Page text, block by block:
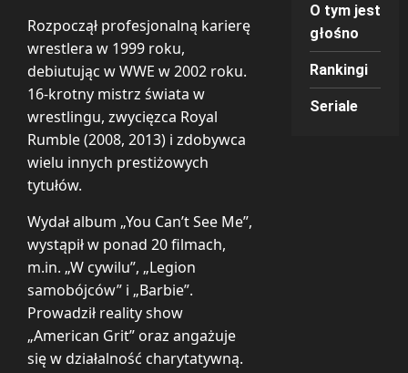
Rozpoczął profesjonalną karierę
wrestlera w 1999 roku,
debiutując w WWE w 2002 roku.
16-krotny mistrz świata w
wrestlingu, zwycięzca Royal
Rumble (2008, 2013) i zdobywca
wielu innych prestiżowych
tytułów.
Wydał album „You Can’t See Me”,
wystąpił w ponad 20 filmach,
m.in. „W cywilu”, „Legion
samobójców” i „Barbie”.
Prowadził reality show
„American Grit” oraz angażuje
się w działalność charytatywną.
O tym jest
głośno
Rankingi
Seriale